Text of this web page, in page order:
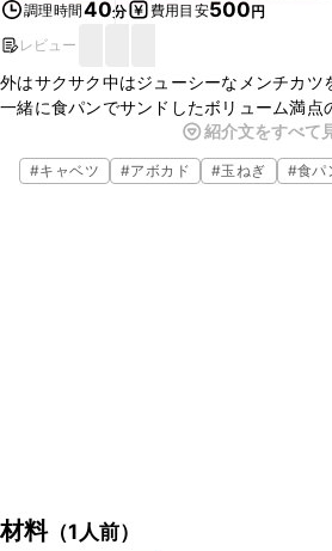
調理時間40分 費用目安500円
レビュー
外はサクサク中はジューシーなメンチカツ
一緒に食パンでサンドしたボリューム満点
シーでがっつりのメンチカツは、アボカド
がっつり食べたい時などにもぜひ、作って
紹介文をすべて
#キャベツ #アボカド #玉ねぎ #食パ
材料（1人前）